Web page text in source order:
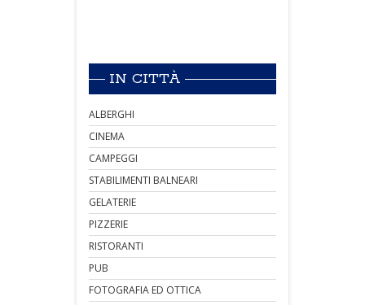
IN CITTÀ
ALBERGHI
CINEMA
CAMPEGGI
STABILIMENTI BALNEARI
GELATERIE
PIZZERIE
RISTORANTI
PUB
FOTOGRAFIA ED OTTICA